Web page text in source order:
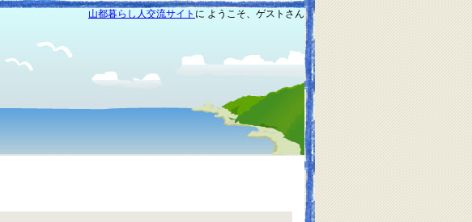
山都暮らし人交流サイト に ようこそ、ゲストさん